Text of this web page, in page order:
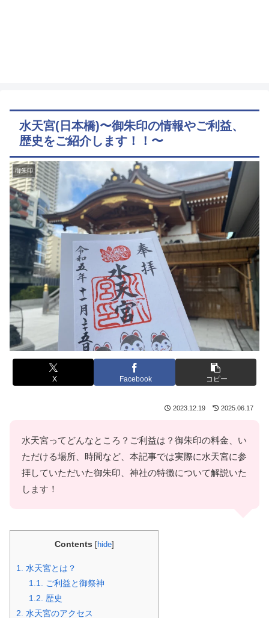
水天宮(日本橋)〜御朱印の情報やご利益、
歴史をご紹介します！！〜
御朱印
X Facebook コピー
2023.12.19 2025.06.17
水天宮ってどんなところ？ご利益は？御朱印の料金、い
ただける場所、時間など、本記事では実際に水天宮に参
拝していただいた御朱印、神社の特徴について解説いた
します！
Contents [hide]
1.
水天宮とは？
1.1.
ご利益と御祭神
1.2.
歴史
2. 水天宮のアクセス